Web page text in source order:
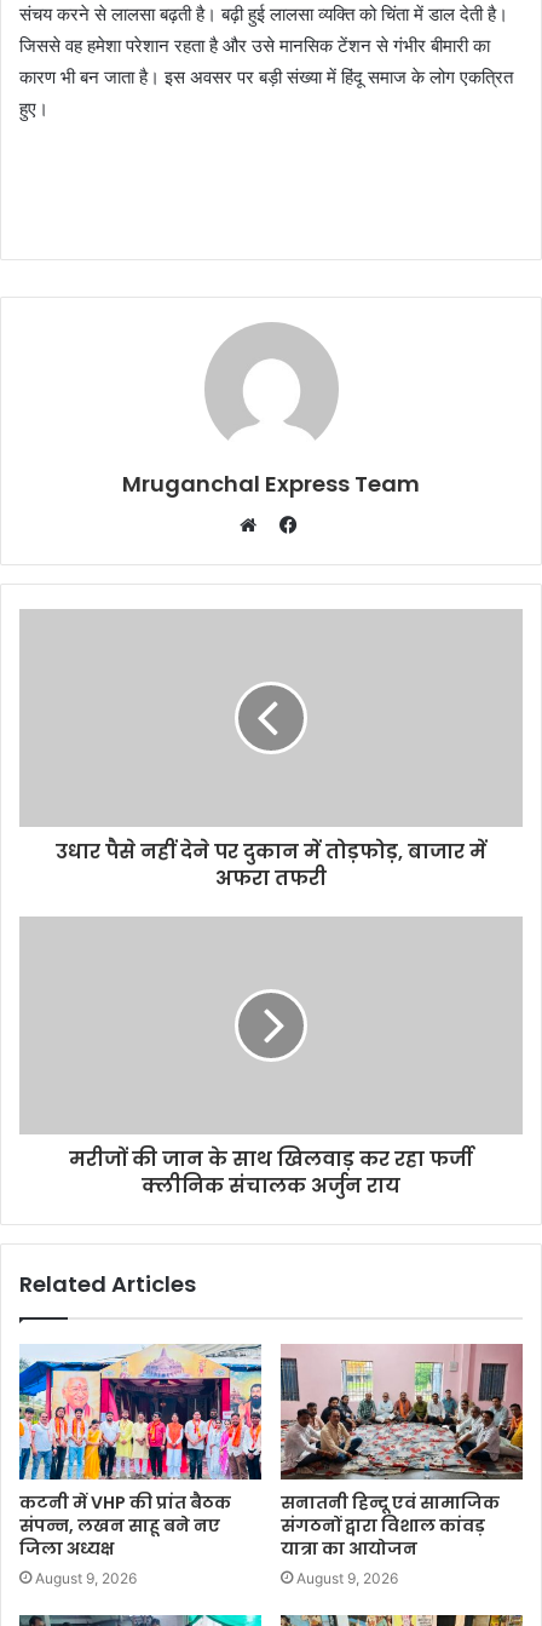
संचय करने से लालसा बढ़ती है। बढ़ी हुई लालसा व्यक्ति को चिंता में डाल देती है।
जिससे वह हमेशा परेशान रहता है और उसे मानसिक टेंशन से गंभीर बीमारी का
कारण भी बन जाता है। इस अवसर पर बड़ी संख्या में हिंदू समाज के लोग एकत्रित
हुए।
Mruganchal Express Team
Facebook
उधार पैसे नहीं देने पर दुकान में तोड़फोड़, बाजार में
अफरा तफरी
मरीजों की जान के साथ खिलवाड़ कर रहा फर्जी
क्लीनिक संचालक अर्जुन राय
Related Articles
कटनी में VHP की प्रांत बैठक
संपन्न, लखन साहू बने नए
जिला अध्यक्ष
August 9, 2026
सनातनी हिन्दू एवं सामाजिक
संगठनों द्वारा विशाल कांवड़
यात्रा का आयोजन
August 9, 2026